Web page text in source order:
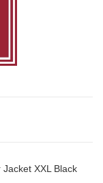
XXL Black